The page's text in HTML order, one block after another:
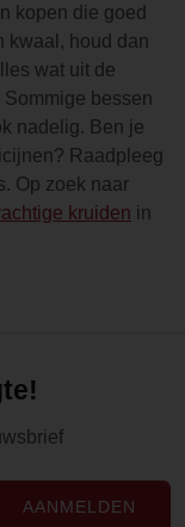
kopen die goed
kwaal, houd dan
wat uit de
bessen
nadelig. Ben je
Raadpleeg
Op zoek naar
kruiden in
AANMELDEN